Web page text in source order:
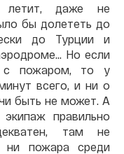
летит, даже не
бы долететь до
до Турции и
Но если
с пожаром, то у
всего, и ни о
быть не может. А
правильно
там не
ни пожара среди